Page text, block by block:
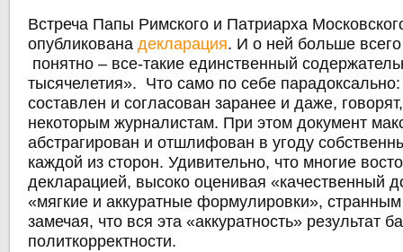
Встреча Папы Римского и Патриарха
опубликованадекларация. И о ней больше всего
понятно – все-такие единственный
тысячелетия». Что само по себе
составлен и согласован заранее и даже,
некоторым журналистам. При этом документ
абстрагирован и отшлифован в угоду
каждой из сторон. Удивительно, что многие
декларацией, высоко оценивая «качественный
«мягкие и аккуратные формулировки»,
замечая, что вся эта «аккуратность» результат
политкорректности.